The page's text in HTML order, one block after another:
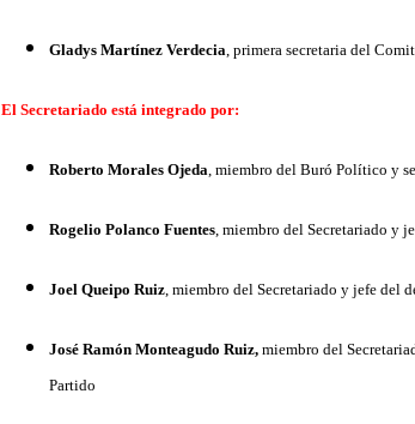
Gladys Martínez Verdecia , primera secretaria del
El Secretariado está integrado por:
Roberto Morales Ojeda , miembro del Buró Político y
Rogelio Polanco Fuentes , miembro del Secretariado y
Joel Queipo Ruiz , miembro del Secretariado y jefe
José Ramón Monteagudo Ruiz, miembro del
Partido